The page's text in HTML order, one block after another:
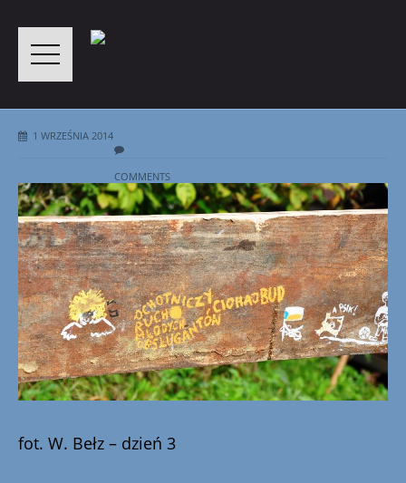
1 WRZEŚNIA 2014
COMMENTS
fot. W. Bełz – dzień 3